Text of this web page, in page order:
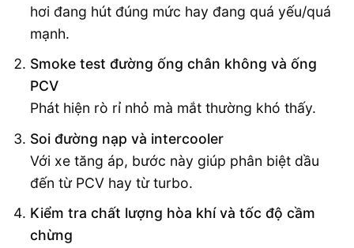
hơi đang hút đúng mức hay đang quá yếu/quá
mạnh.
Smoke test đường ống chân không và ống
PCV
Phát hiện rò rỉ nhỏ mà mắt thường khó thấy.
Soi đường nạp và intercooler
Với xe tăng áp, bước này giúp phân biệt dầu
đến từ PCV hay từ turbo.
Kiểm tra chất lượng hòa khí và tốc độ cầm
chừng